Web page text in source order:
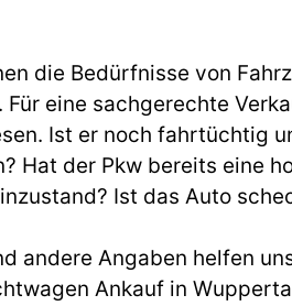
die Bedürfnisse von
Für eine sachgerechte
Ist er noch fahrtüchtig
Hat der Pkw bereits eine
Ist das Auto
andere Angaben helfen
Ankauf in